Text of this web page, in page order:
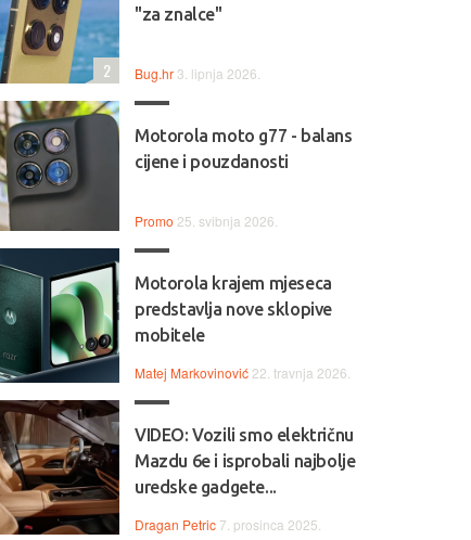
"za znalce"
Bug.hr 3. lipnja 2026.
2
Motorola moto g77 - balans
cijene i pouzdanosti
Promo 25. svibnja 2026.
Motorola krajem mjeseca
predstavlja nove sklopive
mobitele
Matej Markovinović 22. travnja 2026.
VIDEO: Vozili smo električnu
Mazdu 6e i isprobali najbolje
uredske gadgete...
Dragan Petric 7. prosinca 2025.